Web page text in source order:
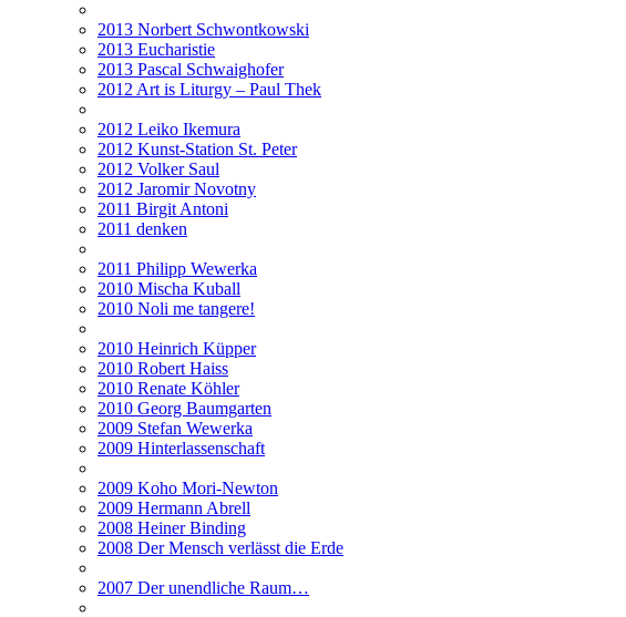
2013 Norbert Schwontkowski
2013 Eucharistie
2013 Pascal Schwaighofer
2012 Art is Liturgy – Paul Thek
2012 Leiko Ikemura
2012 Kunst-Station St. Peter
2012 Volker Saul
2012 Jaromir Novotny
2011 Birgit Antoni
2011 denken
2011 Philipp Wewerka
2010 Mischa Kuball
2010 Noli me tangere!
2010 Heinrich Küpper
2010 Robert Haiss
2010 Renate Köhler
2010 Georg Baumgarten
2009 Stefan Wewerka
2009 Hinterlassenschaft
2009 Koho Mori-Newton
2009 Hermann Abrell
2008 Heiner Binding
2008 Der Mensch verlässt die Erde
2007 Der unendliche Raum…